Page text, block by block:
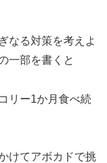
なる対策を考えよ
一部を書くと
リー1か月食べ続
けてアボカドで挑